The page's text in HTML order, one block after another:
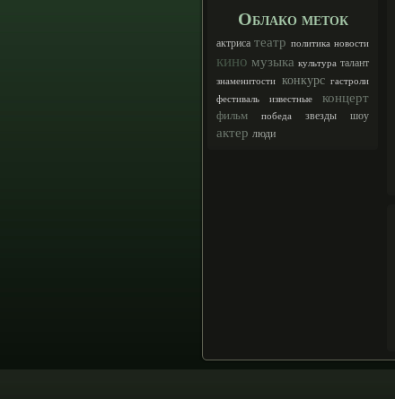
Облако меток
актриса театр политика новости
кино музыка культура талант
знаменитости конкурс гастроли
фестиваль
известные концерт
фильм победа звезды шоу
актер люди